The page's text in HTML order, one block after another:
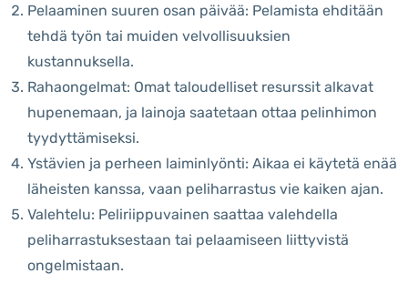
Pelaaminen suuren osan päivää: Pelamista ehditään
tehdä työn tai muiden velvollisuuksien
kustannuksella.
Rahaongelmat: Omat taloudelliset resurssit alkavat
hupenemaan, ja lainoja saatetaan ottaa pelinhimon
tyydyttämiseksi.
Ystävien ja perheen laiminlyönti: Aikaa ei käytetä enää
läheisten kanssa, vaan peliharrastus vie kaiken ajan.
Valehtelu: Peliriippuvainen saattaa valehdella
peliharrastuksestaan tai pelaamiseen liittyvistä
ongelmistaan.